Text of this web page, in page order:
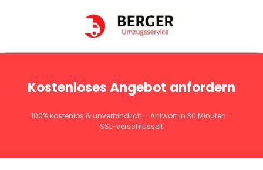
Kostenloses Angebot anfordern
100% kostenlos & unverbindlich · Antwort in 30 Minuten ·
SSL-verschlüsselt